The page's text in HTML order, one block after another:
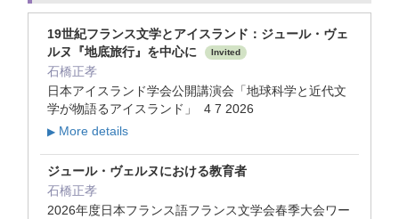
19世紀フランス文学とアイスランド：ジュール・ヴェ
ルヌ『地底旅行』を中心に
Invited
石橋正孝
日本アイスランド学会公開講演会「地球科学と近代文
学が物語るアイスランド」 4 7 2026
▶ More details
ジュール・ヴェルヌにおける教育者
石橋正孝
2026年度日本フランス語フランス文学会春季大会ワー